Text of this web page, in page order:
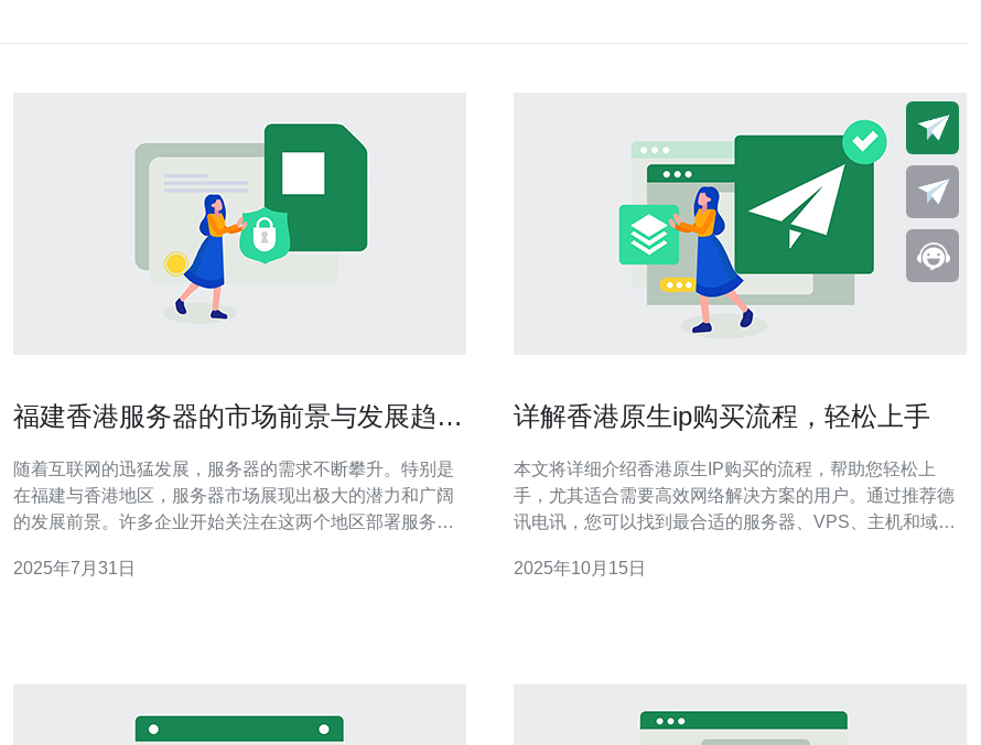
福建香港服务器的市场前景与发展趋势
随着互联网的迅猛发展，服务器的需求不断攀升。特别是
在福建与香港地区，服务器市场展现出极大的潜力和广阔
的发展前景。许多企业开始关注在这两个地区部署服务
服务器市场以其相对低廉的价格和良好的服务水平而备受
2025年7月31日
详解香港原生ip购买流程，轻松上手
本文将详细介绍香港原生IP购买的流程，帮助您轻松上
手，尤其适合需要高效网络解决方案的用户。通过推荐德
讯电讯，您可以找到最合适的服务器、VPS、主机和域名
香港原生IP的主要优势在于其优越的网络质量和稳定性。
2025年10月15日